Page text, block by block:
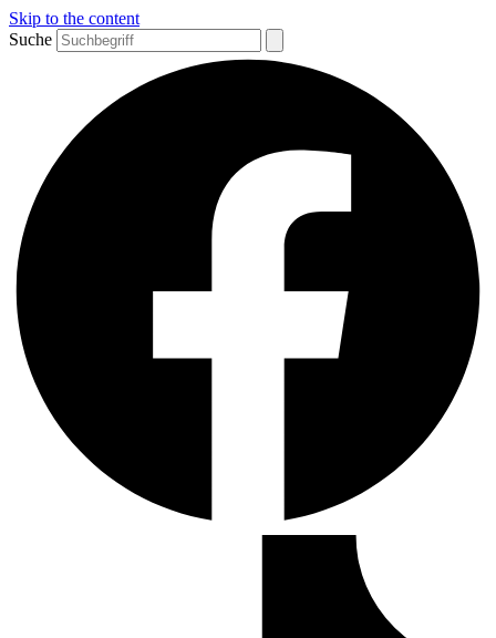
Skip to the content
Suche